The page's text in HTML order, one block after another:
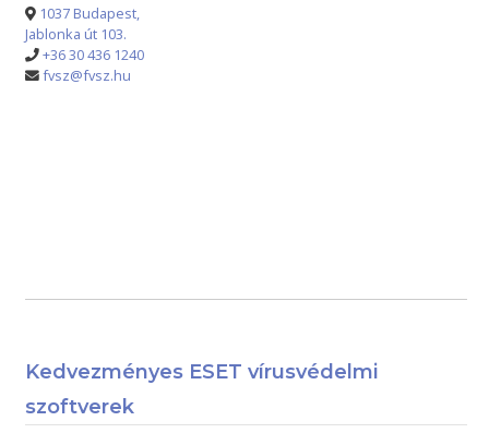
1037 Budapest,
Jablonka út 103.
+36 30 436 1240
fvsz@fvsz.hu
Kedvezményes ESET vírusvédelmi
szoftverek